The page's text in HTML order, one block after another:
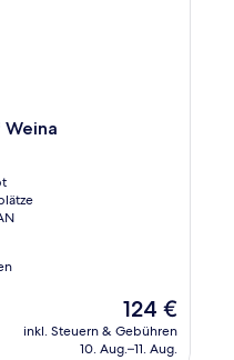
Der
Preis
beträgt
124 €
inkl. Steuern & Gebühren
10. Aug.–11. Aug.